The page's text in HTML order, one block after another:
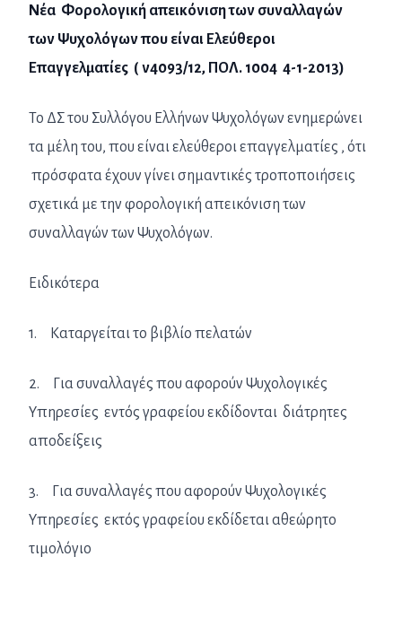
Νέα Φορολογική απεικόνιση των συναλλαγών
των Ψυχολόγων που είναι Ελεύθεροι
Επαγγελματίες ( ν4093/12, ΠΟΛ. 1004 4-1-2013)
Το ΔΣ του Συλλόγου Ελλήνων Ψυχολόγων ενημερώνει
τα μέλη του, που είναι ελεύθεροι επαγγελματίες , ότι
πρόσφατα έχουν γίνει σημαντικές τροποποιήσεις
σχετικά με την φορολογική απεικόνιση των
συναλλαγών των Ψυχολόγων.
Ειδικότερα
1. Καταργείται το βιβλίο πελατών
2. Για συναλλαγές που αφορούν Ψυχολογικές
Υπηρεσίες εντός γραφείου εκδίδονται διάτρητες
αποδείξεις
3. Για συναλλαγές που αφορούν Ψυχολογικές
Υπηρεσίες εκτός γραφείου εκδίδεται αθεώρητο
τιμολόγιο